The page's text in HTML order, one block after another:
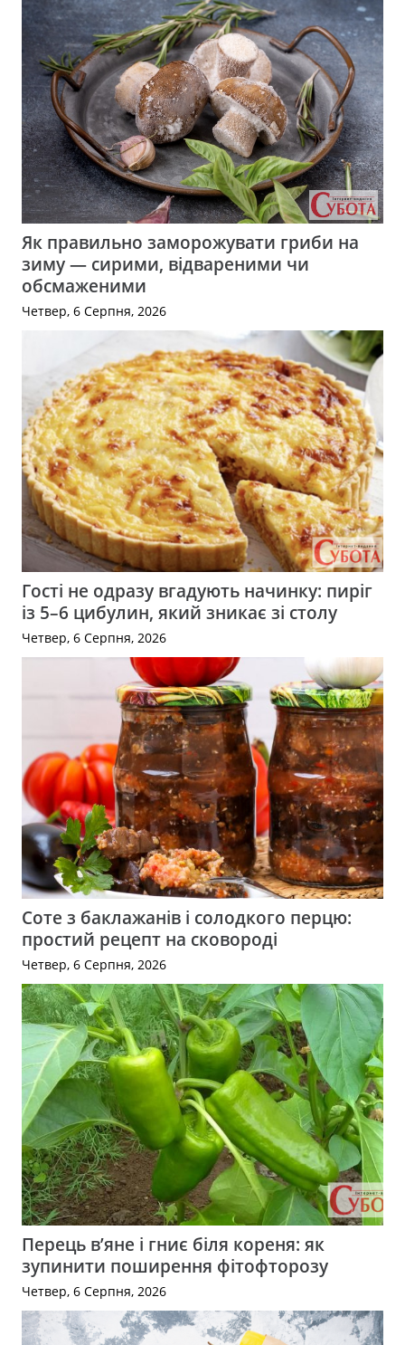
Як правильно заморожувати гриби на
зиму — сирими, відвареними чи
обсмаженими
Четвер, 6 Серпня, 2026
Гості не одразу вгадують начинку: пиріг
із 5–6 цибулин, який зникає зі столу
Четвер, 6 Серпня, 2026
Соте з баклажанів і солодкого перцю:
простий рецепт на сковороді
Четвер, 6 Серпня, 2026
Перець в’яне і гниє біля кореня: як
зупинити поширення фітофторозу
Четвер, 6 Серпня, 2026